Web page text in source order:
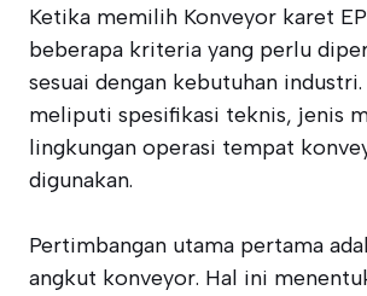
Ketika memilih Konveyor karet
beberapa kriteria yang perlu
sesuai dengan kebutuhan
meliputi spesifikasi teknis, jenis
lingkungan operasi tempat
digunakan.
Pertimbangan utama pertama
angkut konveyor. Hal ini